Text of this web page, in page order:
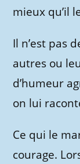
mieux qu’il
Il n’est pas
autres ou
d’humeur
on lui
Ce qui le
courage.